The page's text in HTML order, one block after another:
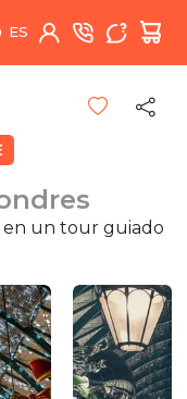
ES
en un tour guiado